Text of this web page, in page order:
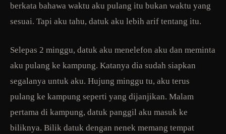
berkata bahawa waktu aku pulang itu bukan waktu yang
sesuai. Tapi aku tahu, datuk aku lebih arif tentang itu.
Selepas 2 minggu, datuk aku menelefon aku dan meminta
aku pulang ke kampung. Katanya dia sudah siapkan
segalanya untuk aku. Hujung minggu tu, aku terus
pulang ke kampung seperti yang dijanjikan. Malam
pertama di kampung, datuk panggil aku masuk ke
biliknya. Bilik datuk dengan nenek memang tempat